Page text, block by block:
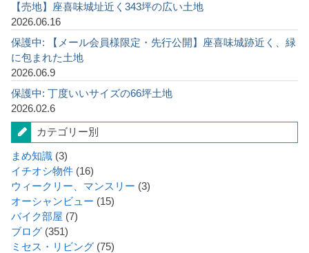
【売地】座喜味城址近く343坪の広い土地
2026.06.16
保護中: 【メール会員様限定・先行公開】座喜味城跡近く、緑
に包まれた土地
2026.06.9
保護中: 丁度いいサイズの66坪土地
2026.02.6
カテゴリー別
まめ知識 (3)
イチオシ物件 (16)
ウィークリー、マンスリー (3)
オーシャンビュー (15)
バイク部屋 (7)
ブログ (351)
ミセス・リビング (75)